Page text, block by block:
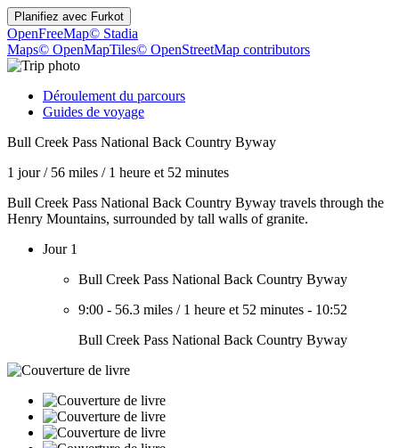
Planifiez avec Furkot
OpenFreeMap© Stadia
Maps© OpenMapTiles© OpenStreetMap contributors
Déroulement du parcours
Guides de voyage
Bull Creek Pass National Back Country Byway
1 jour/ 56 miles / 1 heure et 52 minutes
Bull Creek Pass National Back Country Byway travels through the
Henry Mountains, surrounded by tall walls of granite.
Jour 1
Bull Creek Pass National Back Country Byway
9:00 - 56.3 miles / 1 heure et 52 minutes - 10:52
Bull Creek Pass National Back Country Byway